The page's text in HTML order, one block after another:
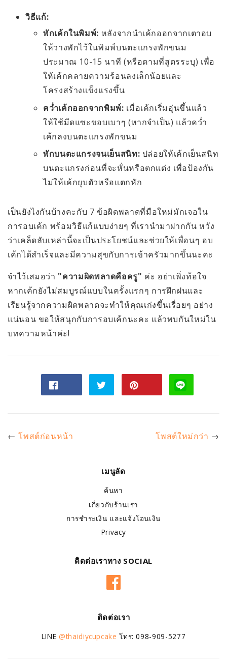
วิธีแก้:
พักเค้กในพิมพ์: หลังจากนำเค้กออกจากเตาอบ
ให้วางพักไว้ในพิมพ์บนตะแกรงพักขนม
ประมาณ 10-15 นาที (หรือตามที่สูตรระบุ) เพื่อ
ให้เค้กคลายความร้อนลงเล็กน้อยและ
โครงสร้างแข็งแรงขึ้น
คว่ำเค้กออกจากพิมพ์: เมื่อเค้กเริ่มอุ่นขึ้นแล้ว
ให้ใช้มีดแซะขอบเบาๆ (หากจำเป็น) แล้วคว่ำ
เค้กลงบนตะแกรงพักขนม
พักบนตะแกรงจนเย็นสนิท: ปล่อยให้เค้กเย็นสนิท
บนตะแกรงก่อนที่จะหั่นหรือตกแต่ง เพื่อป้องกัน
ไม่ให้เค้กยุบตัวหรือแตกหัก
เป็นยังไงกันบ้างคะกับ 7 ข้อผิดพลาดที่มือใหม่มักเจอใน
การอบเค้ก พร้อมวิธีแก้แบบง่ายๆ ที่เรานำมาฝากกัน หวัง
ว่าเคล็ดลับเหล่านี้จะเป็นประโยชน์และช่วยให้เพื่อนๆ อบ
เค้กได้สำเร็จและมีความสุขกับการเข้าครัวมากขึ้นนะคะ
จำไว้เสมอว่า "ความผิดพลาดคือครู" ค่ะ อย่าเพิ่งท้อใจ
หากเค้กยังไม่สมบูรณ์แบบในครั้งแรกๆ การฝึกฝนและ
เรียนรู้จากความผิดพลาดจะทำให้คุณเก่งขึ้นเรื่อยๆ อย่าง
แน่นอน ขอให้สนุกกับการอบเค้กนะคะ แล้วพบกันใหม่ใน
บทความหน้าค่ะ!
ไป
ตไป
on
←โพสต์ก่อนหน้า โพสต์ใหม่กว่า →
เมนูลัด
ค้นหา
เกี่ยวกับร้านเรา
การชำระเงิน และแจ้งโอนเงิน
Privacy
ติดต่อเราทาง SOCIAL
ติดต่อเรา
LINE@thaidiycupcake โทร: 098-909-5277